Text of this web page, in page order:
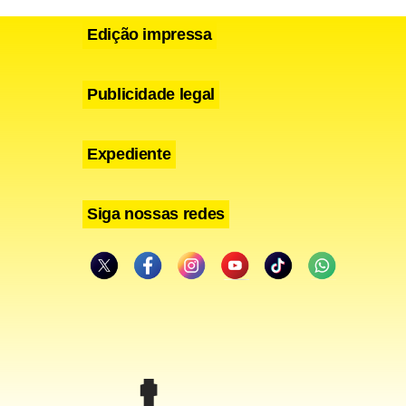
não
começo
Edição impressa
Publicidade legal
Expediente
Siga nossas redes